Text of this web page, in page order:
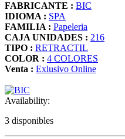
FABRICANTE : BIC
IDIOMA : SPA
FAMILIA : Papeleria
CAJA UNIDADES : 216
TIPO : RETRACTIL
COLOR : 4 COLORES
Venta : Exlusivo Online
Availability:
3 disponibles